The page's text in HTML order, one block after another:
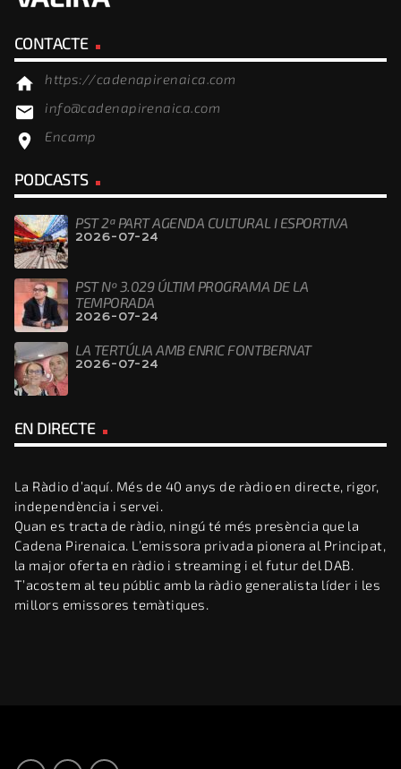
CONTACTE
home https://cadenapirenaica.com
email info@cadenapirenaica.com
location_on Encamp
PODCASTS
PST 2ª PART AGENDA CULTURAL I ESPORTIVA
2026-07-24
PST Nº 3.029 ÚLTIM PROGRAMA DE LA
TEMPORADA
2026-07-24
LA TERTÚLIA AMB ENRIC FONTBERNAT
2026-07-24
EN DIRECTE
La Ràdio d’aquí. Més de 40 anys de ràdio en directe, rigor,
independència i servei.
Quan es tracta de ràdio, ningú té més presència que la
Cadena Pirenaica. L’emissora privada pionera al Principat,
la major oferta en ràdio i streaming i el futur del DAB.
T’acostem al teu públic amb la ràdio generalista líder i les
millors emissores temàtiques.